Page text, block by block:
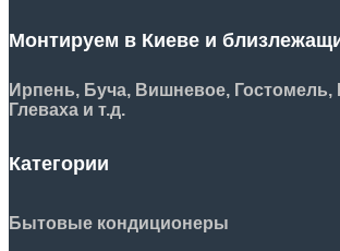
Монтируем в Киеве и
Ирпень, Буча, Вишневое, Гостомель,
Глеваха и т.д.
Категории
Бытовые кондиционеры